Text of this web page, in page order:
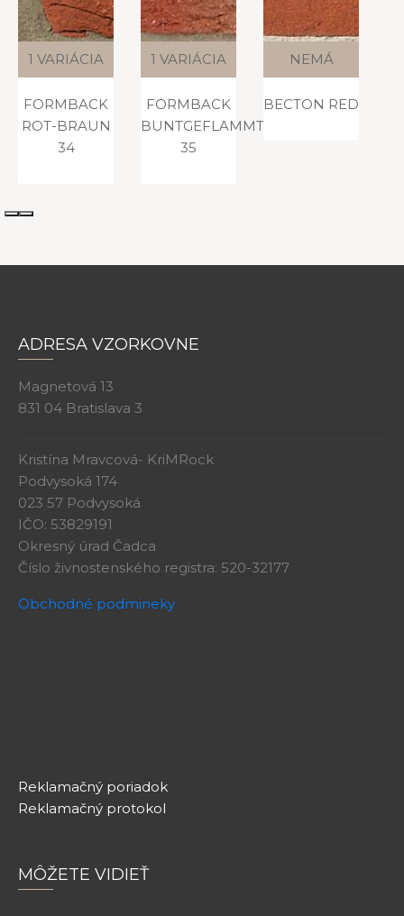
1 VARIÁCIA
FORMBACK
BUNTGEFLAMMT
35
NEMÁ
BECTON RED
1 VARIÁCIA
BOSTON
ADRESA VZORKOVNE
Magnetová 13
831 04 Bratislava 3
Kristína Mravcová- KriMRock
Podvysoká 174
023 57 Podvysoká
IČO: 53829191
Okresný úrad Čadca
Číslo živnostenského registra: 520-32177
Obchodné podmineky
Reklamačný poriadok
Reklamačný protokol
MÔŽETE VIDIEŤ